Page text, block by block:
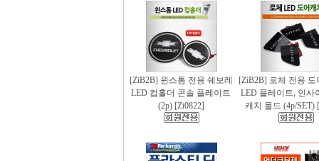
[ZiB2B] 윈스톰 전용 쉐보레
LED 컵홀더 콘솔 플레이트
(2p) [Zi0822]
[ZiB2B] 로체 전용 도
LED 플레이트, 인사
캐치 몰드 (4p/SET)